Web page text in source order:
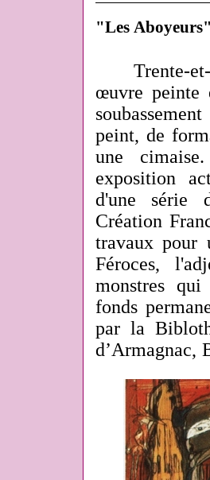
"Les
Trente-
œuvre peinte
peint, de
une
exposition
d'une série
Création
travaux pour
Féroces,
monstres
fonds
par la